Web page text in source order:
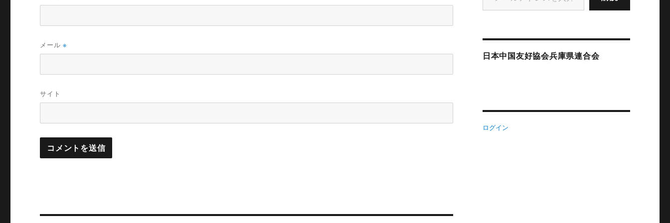
メール※
サイト
日本中国友好協会兵庫県連合会
ログイン